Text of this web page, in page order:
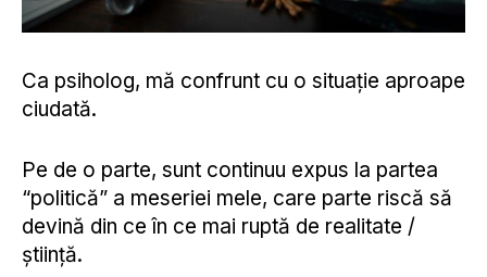
Ca psiholog, mă confrunt cu o situație aproape
ciudată.
Pe de o parte, sunt continuu expus la partea
“politică” a meseriei mele, care parte riscă să
devină din ce în ce mai ruptă de realitate /
știință.